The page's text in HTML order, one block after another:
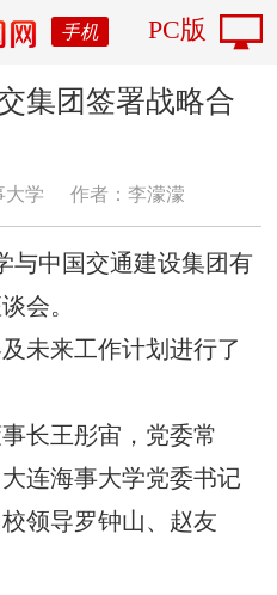
手机 PC版
集团签署战略合
大学 作者：李濛濛
与中国交通建设集团有
会。
未来工作计划进行了
长王彤宙，党委常
连海事大学党委书记
领导罗钟山、赵友